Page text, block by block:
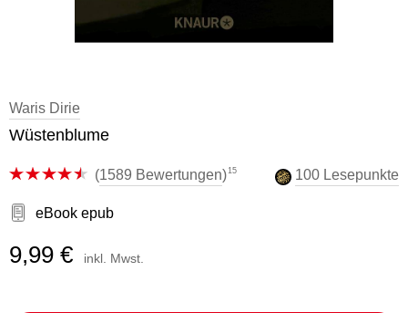
Waris Dirie
Wüstenblume
(1589 Bewertungen)15 100 Lesepunkte
eBook epub
9,99 € inkl. Mwst.